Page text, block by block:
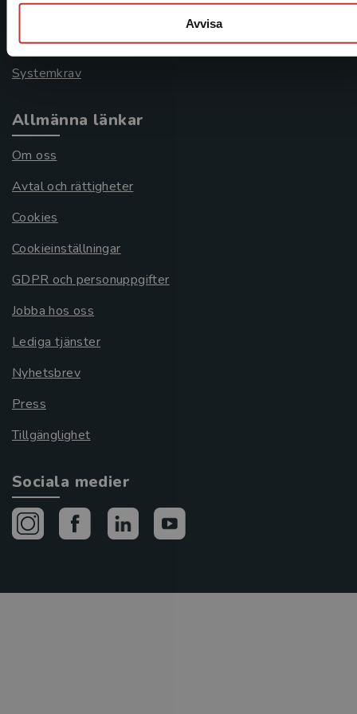
Avvisa
Frågor och svar
Köpvillkor
Systemkrav
Allmänna länkar
Om oss
Avtal och rättigheter
Cookies
Cookieinställningar
GDPR och personuppgifter
Jobba hos oss
Lediga tjänster
Nyhetsbrev
Press
Tillgänglighet
Sociala medier